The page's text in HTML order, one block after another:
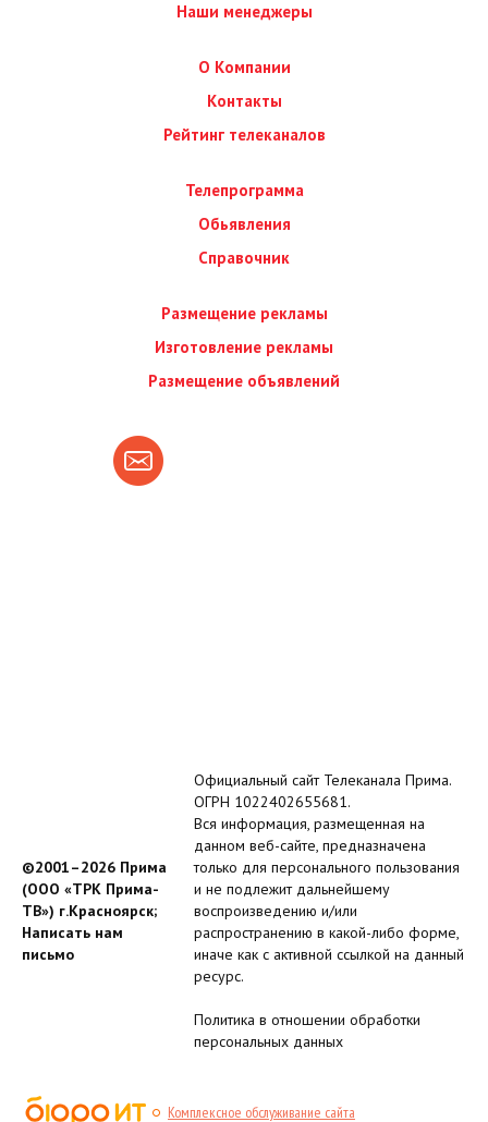
Наши менеджеры
О Компании
Контакты
Рейтинг телеканалов
Телепрограмма
Обьявления
Справочник
Размещение рекламы
Изготовление рекламы
Размещение объявлений
©2001–2026 Прима
(ООО «ТРК Прима-
ТВ») г.Красноярск;
Написать нам
письмо
Официальный сайт Телеканала Прима.
ОГРН 1022402655681.
Вся информация, размещенная на
данном веб-сайте, предназначена
только для персонального пользования
и не подлежит дальнейшему
воспроизведению и/или
распространению в какой-либо форме,
иначе как с активной ссылкой на данный
ресурс.
Политика в отношении обработки
персональных данных
Комплексное обслуживание сайта